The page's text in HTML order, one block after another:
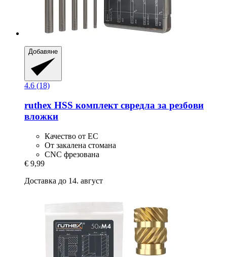
Добавяне
4.6 (18)
ruthex HSS комплект свредла за резбови
вложки
Качество от ЕС
От закалена стомана
CNC фрезована
€ 9,99
Доставка до 14. август